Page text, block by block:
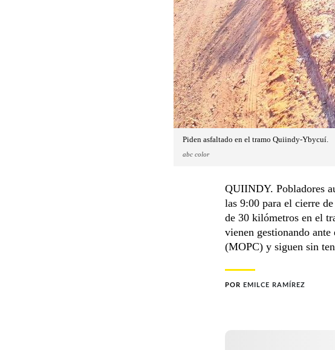
Piden asfaltado en el tramo Quiindy-Ybycuí.
abc color
QUIINDY. Pobladores
las 9:00 para el cierre
de 30 kilómetros en el
vienen gestionando
(MOPC) y siguen sin
POR EMILCE RAMÍREZ